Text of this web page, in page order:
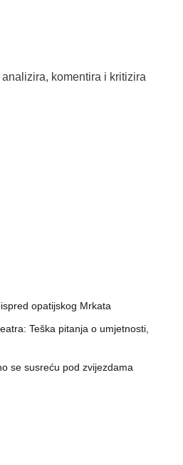
komentira i kritizira
opatijskog Mrkata
Teška pitanja o umjetnosti,
se susreću pod zvijezdama